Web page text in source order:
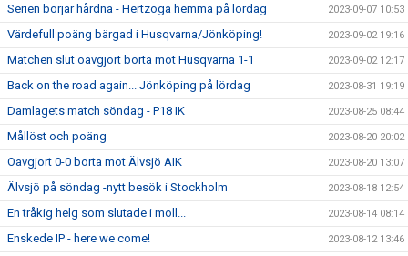
Serien börjar hårdna - Hertzöga hemma på lördag 2023-09-07 10:53
Värdefull poäng bärgad i Husqvarna/Jönköping! 2023-09-02 19:16
Matchen slut oavgjort borta mot Husqvarna 1-1 2023-09-02 12:17
Back on the road again... Jönköping på lördag 2023-08-31 19:19
Damlagets match söndag - P18 IK 2023-08-25 08:44
Mållöst och poäng 2023-08-20 20:02
Oavgjort 0-0 borta mot Älvsjö AIK 2023-08-20 13:07
Älvsjö på söndag -nytt besök i Stockholm 2023-08-18 12:54
En tråkig helg som slutade i moll... 2023-08-14 08:14
Enskede IP - here we come! 2023-08-12 13:46